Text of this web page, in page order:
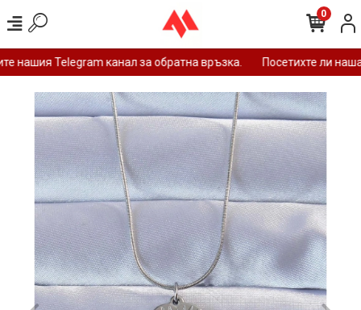
нашия Telegram канал за обратна връзка. Посетихте ли
0